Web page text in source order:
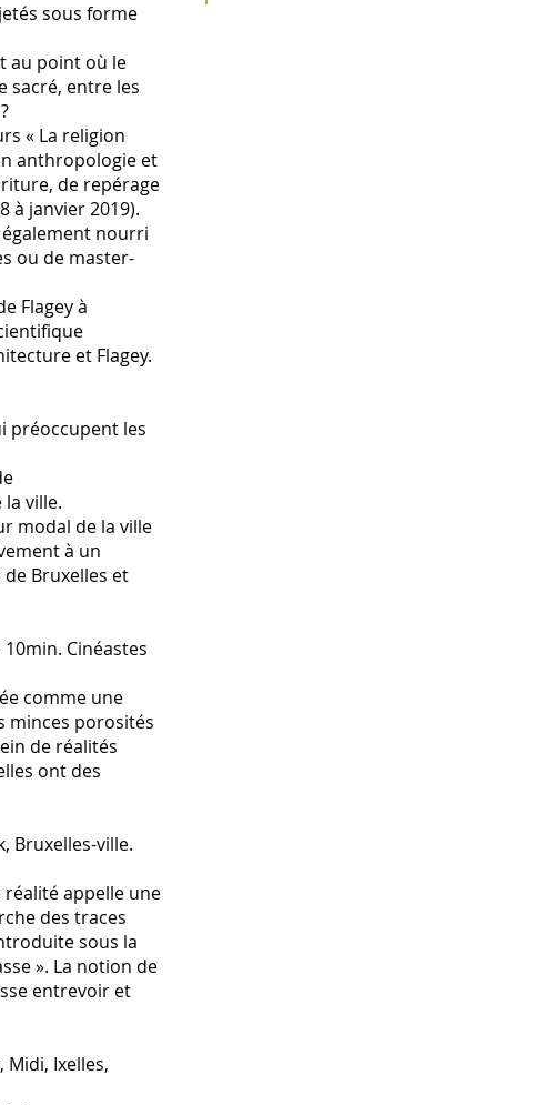
sous forme
au point où le
sacré, entre les
« La religion
anthropologie et
de repérage
à janvier 2019).
nourri
ou de master-
Flagey à
et Flagey.
préoccupent les
ville.
modal de la ville
à un
Bruxelles et
Cinéastes
comme une
minces porosités
de réalités
ont des
Bruxelles-ville.
réalité appelle une
des traces
sous la
». La notion de
entrevoir et
Ixelles,